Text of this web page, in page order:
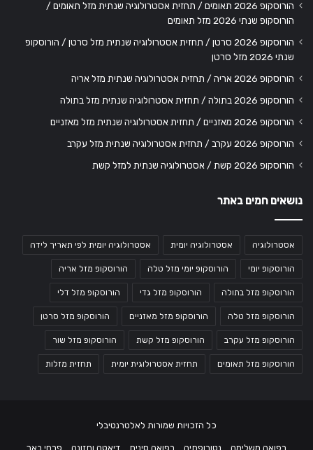
הורוסקופ 2026 תאומים / תחזית אסטרולוגיה שנתית מזל תאומים /
הורוסקופ שנתי 2026 מזל תאומים
הורוסקופ 2026 סרטן / תחזית אסטרולוגיה שנתית מזל סרטן / הורוסקופ
שנתי 2026 מזל סרטן
הורוסקופ 2026 אריה / תחזית אסטרולוגיה שנתית מזל אריה
הורוסקופ 2026 בתולה / תחזית אסטרולוגיה שנתית מזל בתולה
הורוסקופ 2026 מאזניים / תחזית אסטרולוגיה שנתית מזל מאזניים
הורוסקופ 2026 עקרב / תחזית אסטרולוגיה שנתית מזל עקרב
הורוסקופ 2026 קשת / אסטרולוגיה שנתית למזל קשת
נושאים חמים באתר
אסטרולוגיה אסטרולוגיה יומית אסטרולוגיה יומית לפי תאריך לידה
הורוסקופ יומי הורוסקופ יומי מזל טלה הורוסקופ מזל אריה
הורוסקופ מזל בתולה הורוסקופ מזל גדי הורוסקופ מזל דלי
הורוסקופ מזל טלה הורוסקופ מזל מאזניים הורוסקופ מזל סרטן
הורוסקופ מזל עקרב הורוסקופ מזל קשת הורוסקופ מזל שור
הורוסקופ מזל תאומים תחזית אסטרולוגית יומית תחזית מזלות
כל הזכויות שמורות לאלטרנטיבלי
רפואה משלימה נטורופתיה רפואה סינית דיאטה ותזונה פרחי באך